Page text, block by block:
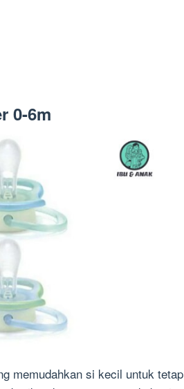
0-6m
memudahkan si kecil untuk tetap